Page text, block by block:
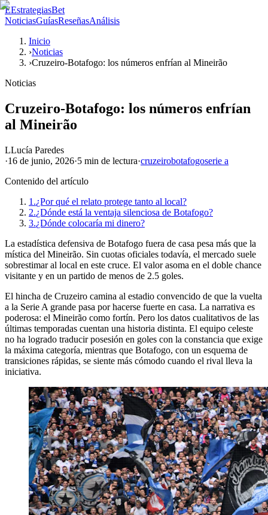
EEstrategiasBet
NoticiasGuíasReseñasAnálisis
Inicio
›Noticias
›Cruzeiro-Botafogo: los números enfrían al Mineirão
Noticias
Cruzeiro-Botafogo: los números enfrían
al Mineirão
LLucía Paredes
·16 de junio, 2026·5 min de lectura·cruzeirobotafogoserie a
Contenido del artículo
1.¿Por qué el relato protege tanto al local?
2.¿Dónde está la ventaja silenciosa de Botafogo?
3.¿Dónde colocaría mi dinero?
La estadística defensiva de Botafogo fuera de casa pesa más que la
mística del Mineirão. Sin cuotas oficiales todavía, el mercado suele
sobrestimar al local en este cruce. El valor asoma en el doble chance
visitante y en un partido de menos de 2.5 goles.
El hincha de Cruzeiro camina al estadio convencido de que la vuelta
a la Serie A grande pasa por hacerse fuerte en casa. La narrativa es
poderosa: el Mineirão como fortín. Pero los datos cualitativos de las
últimas temporadas cuentan una historia distinta. El equipo celeste
no ha logrado traducir posesión en goles con la constancia que exige
la máxima categoría, mientras que Botafogo, con un esquema de
transiciones rápidas, se siente más cómodo cuando el rival lleva la
iniciativa.